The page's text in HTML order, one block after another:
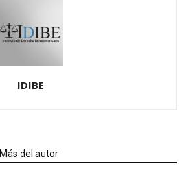
IDIBE
Más del autor